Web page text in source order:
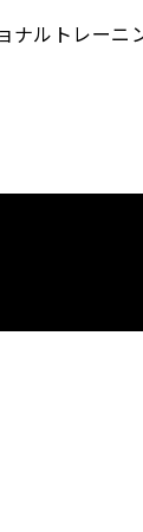
ルトレーニ